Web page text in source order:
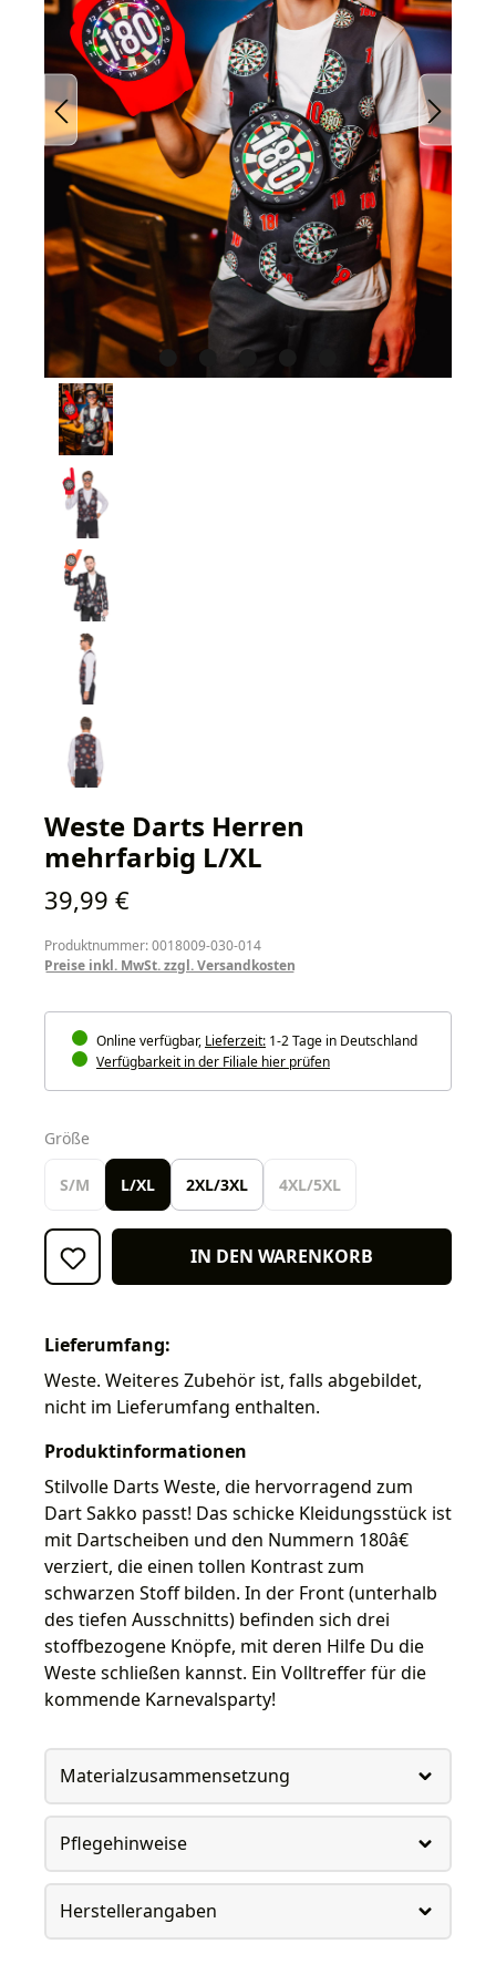
Weste Darts Herren
mehrfarbig L/XL
Regulärer Preis:
39,99 €
Produktnummer: 0018009-030-014
Preise inkl. MwSt. zzgl. Versandkosten
Online verfügbar, Lieferzeit: 1-2 Tage in Deutschland
Verfügbarkeit in der Filiale hier prüfen
Größe
S/M L/XL 2XL/3XL 4XL/5XL
IN DEN WARENKORB
Lieferumfang:
Weste. Weiteres Zubehör ist, falls abgebildet,
nicht im Lieferumfang enthalten.
Produktinformationen
Stilvolle Darts Weste, die hervorragend zum
Dart Sakko passt! Das schicke Kleidungsstück ist
mit Dartscheiben und den Nummern 180â€
verziert, die einen tollen Kontrast zum
schwarzen Stoff bilden. In der Front (unterhalb
des tiefen Ausschnitts) befinden sich drei
stoffbezogene Knöpfe, mit deren Hilfe Du die
Weste schließen kannst. Ein Volltreffer für die
kommende Karnevalsparty!
Materialzusammensetzung
Pflegehinweise
Herstellerangaben